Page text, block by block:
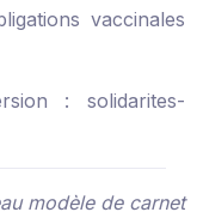
vaccinales
: solidarites-
modèle de carnet